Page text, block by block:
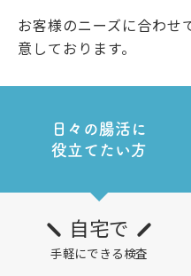
お客様のニーズに合わせ
意しております。
日々の腸活に
役立てたい方
自宅で
手軽にできる検査